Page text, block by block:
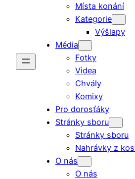
Místa konání
Kategorie
Výšlapy
Média
Fotky
Videa
Chvály
Komixy
Pro dorosťáky
Stránky sboru
Stránky sboru
Nahrávky z
O nás
O nás